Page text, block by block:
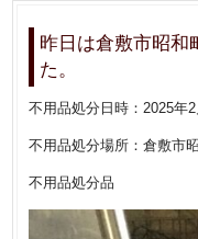
昨日は倉敷市昭和
た。
不用品処分日時：2025年2
不用品処分場所：倉敷市
不用品処分品